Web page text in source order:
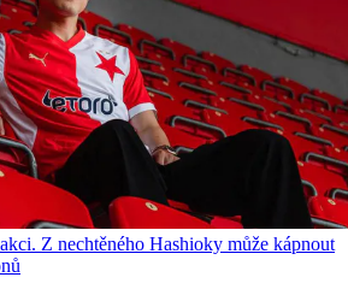
Z nechtěného Hashioky může kápnout